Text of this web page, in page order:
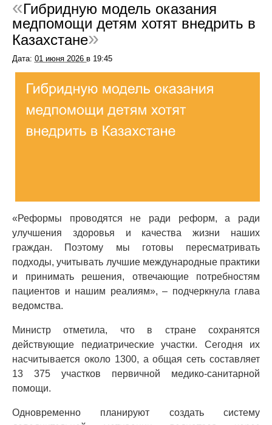
Гибридную модель оказания
медпомощи детям хотят внедрить в
Казахстане
Дата: 01 июня 2026 в 19:45
«Реформы проводятся не ради реформ, а ради
улучшения здоровья и качества жизни наших
граждан. Поэтому мы готовы пересматривать
подходы, учитывать лучшие международные практики
и принимать решения, отвечающие потребностям
пациентов и нашим реалиям», – подчеркнула глава
ведомства.
Министр отметила, что в стране сохранятся
действующие педиатрические участки. Сегодня их
насчитывается около 1300, а общая сеть составляет
13 375 участков первичной медико-санитарной
помощи.
Одновременно планируют создать систему